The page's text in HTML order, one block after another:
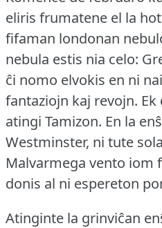
eliris frumatene el la
fifaman londonan
nebula estis nia celo:
ĉi nomo elvokis en ni
fantaziojn kaj revojn.
atingi Tamizon. En la
Westminster, ni tute
Malvarmega vento iom
donis al ni espereton
Atinginte la grinviĉan